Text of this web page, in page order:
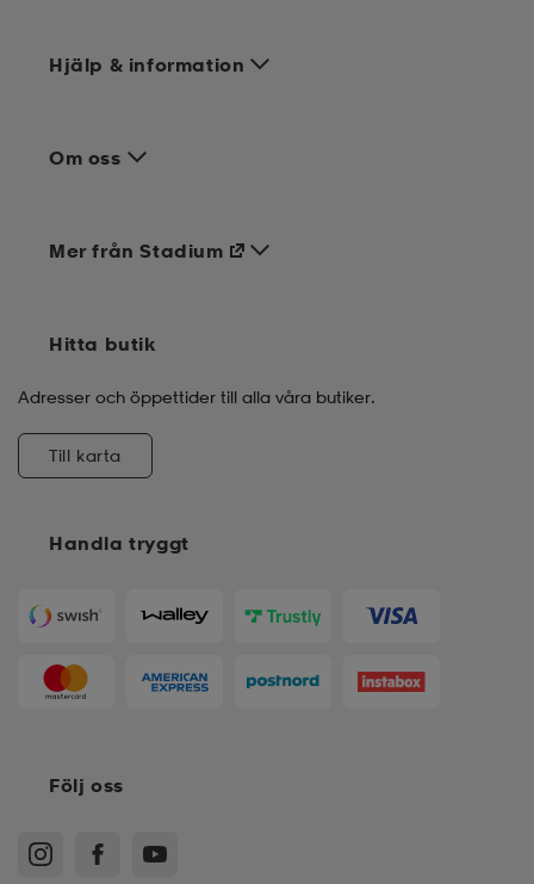
Hjälp & information
Om oss
Handla tryggt
Mer från Stadium
Hitta butik
Adresser och öppettider till alla våra butiker.
Till karta
Följ oss